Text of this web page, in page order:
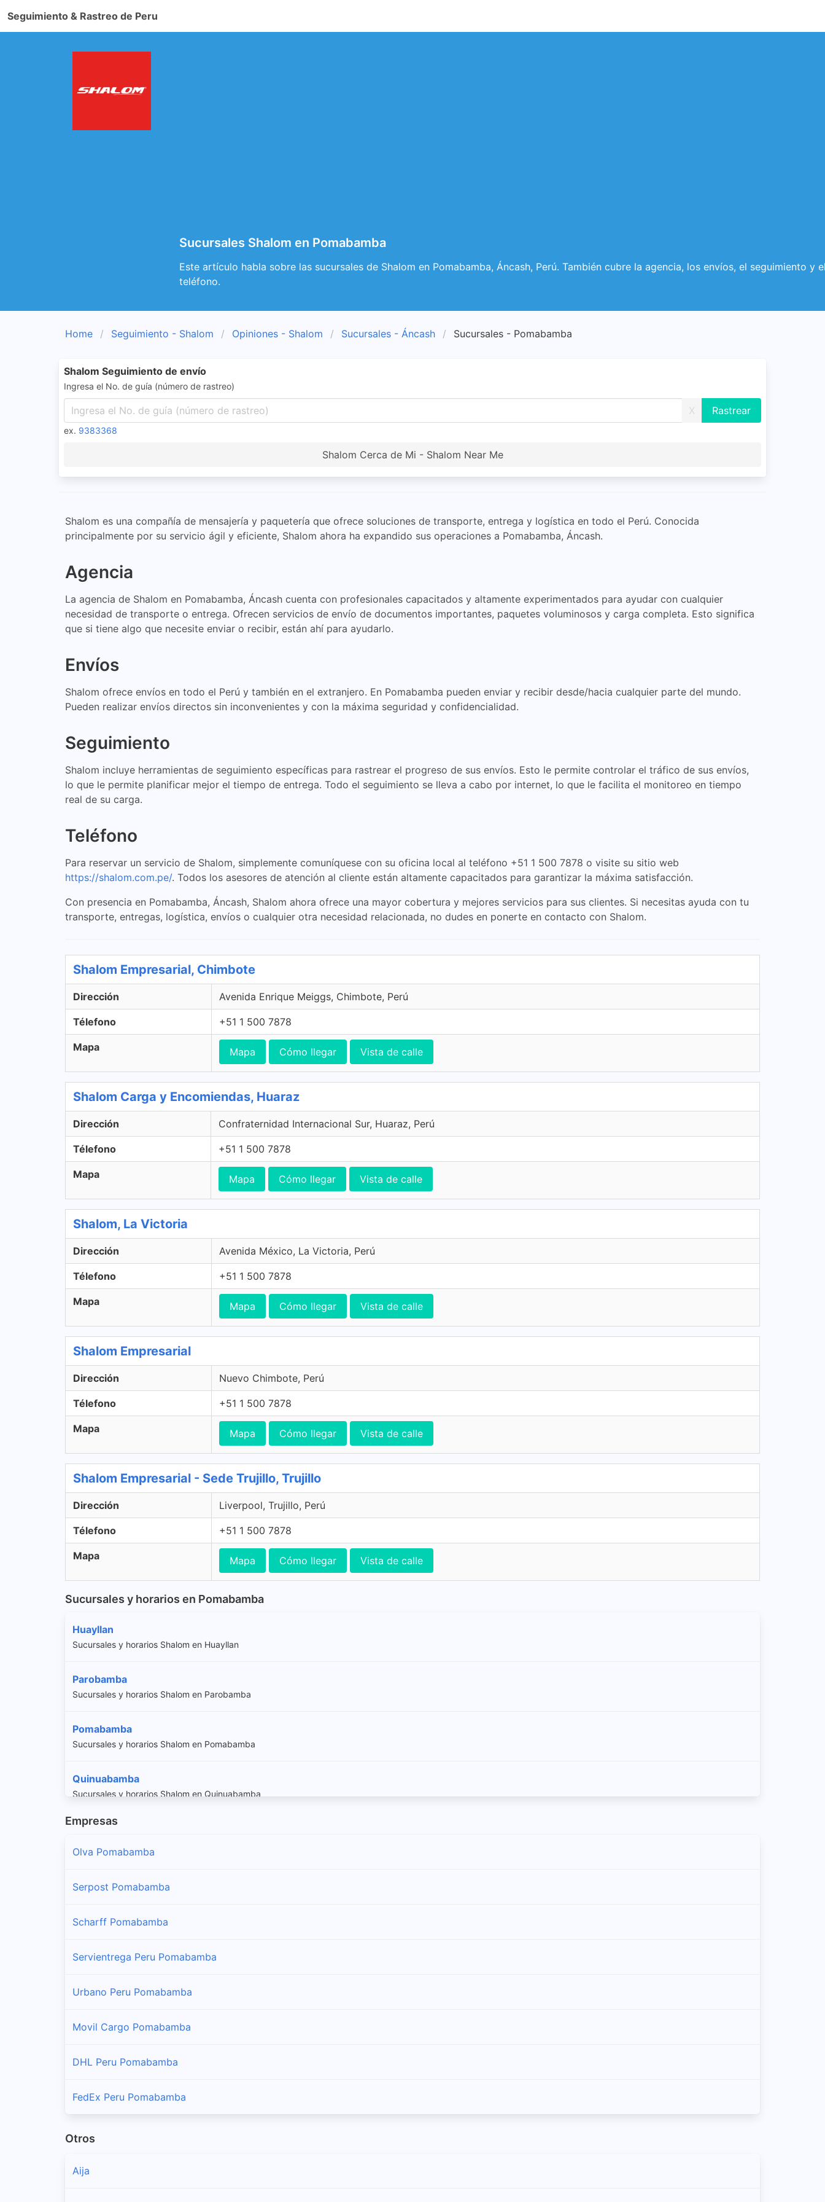
Seguimiento & Rastreo de Peru
Sucursales Shalom en Pomabamba
Este artículo habla sobre las sucursales de Shalom en Pomabamba, Áncash, Perú. También cubre la agencia, los envíos, el seguimiento y
teléfono.
Home Seguimiento - Shalom Opiniones - Shalom Sucursales - Áncash Sucursales - Pomabamba
Shalom Seguimiento de envío
Ingresa el No. de guía (número de rastreo)
X
ex. 9383368
Shalom Cerca de Mi - Shalom Near Me
Shalom es una compañía de mensajería y paquetería que ofrece soluciones de transporte, entrega y logística en todo el Perú. Conocida
principalmente por su servicio ágil y eficiente, Shalom ahora ha expandido sus operaciones a Pomabamba, Áncash.
Agencia
La agencia de Shalom en Pomabamba, Áncash cuenta con profesionales capacitados y altamente experimentados para ayudar con cualquier
necesidad de transporte o entrega. Ofrecen servicios de envío de documentos importantes, paquetes voluminosos y carga completa. Esto significa
que si tiene algo que necesite enviar o recibir, están ahí para ayudarlo.
Envíos
Shalom ofrece envíos en todo el Perú y también en el extranjero. En Pomabamba pueden enviar y recibir desde/hacia cualquier parte del mundo.
Pueden realizar envíos directos sin inconvenientes y con la máxima seguridad y confidencialidad.
Seguimiento
Shalom incluye herramientas de seguimiento específicas para rastrear el progreso de sus envíos. Esto le permite controlar el tráfico de sus envíos,
lo que le permite planificar mejor el tiempo de entrega. Todo el seguimiento se lleva a cabo por internet, lo que le facilita el monitoreo en tiempo
real de su carga.
Teléfono
Para reservar un servicio de Shalom, simplemente comuníquese con su oficina local al teléfono +51 1 500 7878 o visite su sitio web
https://shalom.com.pe/. Todos los asesores de atención al cliente están altamente capacitados para garantizar la máxima satisfacción.
Con presencia en Pomabamba, Áncash, Shalom ahora ofrece una mayor cobertura y mejores servicios para sus clientes. Si necesitas ayuda con tu
transporte, entregas, logística, envíos o cualquier otra necesidad relacionada, no dudes en ponerte en contacto con Shalom.
Shalom Empresarial, Chimbote
Dirección Avenida Enrique Meiggs, Chimbote, Perú
Télefono +51 1 500 7878
Mapa Mapa Cómo llegar Vista de calle
Shalom Carga y Encomiendas, Huaraz
Dirección Confraternidad Internacional Sur, Huaraz, Perú
Télefono +51 1 500 7878
Mapa Mapa Cómo llegar Vista de calle
Shalom, La Victoria
Dirección Avenida México, La Victoria, Perú
Télefono +51 1 500 7878
Mapa Mapa Cómo llegar Vista de calle
Shalom Empresarial
Dirección Nuevo Chimbote, Perú
Télefono +51 1 500 7878
Mapa Mapa Cómo llegar Vista de calle
Shalom Empresarial - Sede Trujillo, Trujillo
Dirección Liverpool, Trujillo, Perú
Télefono +51 1 500 7878
Mapa Mapa Cómo llegar Vista de calle
Sucursales y horarios en Pomabamba
Huayllan
Sucursales y horarios Shalom en Huayllan
Parobamba
Sucursales y horarios Shalom en Parobamba
Pomabamba
Sucursales y horarios Shalom en Pomabamba
Quinuabamba
Sucursales y horarios Shalom en Quinuabamba
Empresas
Olva Pomabamba
Serpost Pomabamba
Scharff Pomabamba
Servientrega Peru Pomabamba
Urbano Peru Pomabamba
Movil Cargo Pomabamba
DHL Peru Pomabamba
FedEx Peru Pomabamba
Otros
Aija